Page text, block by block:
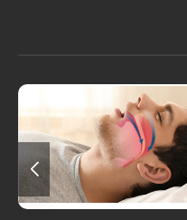
عند عامة الناس علامة للنائم
في النوم أي عندما يبدأ النائم
أنه مستغرق في النوم لأنه
ينقطع الشخير ولكن من
الشخير دليل على الإصابة